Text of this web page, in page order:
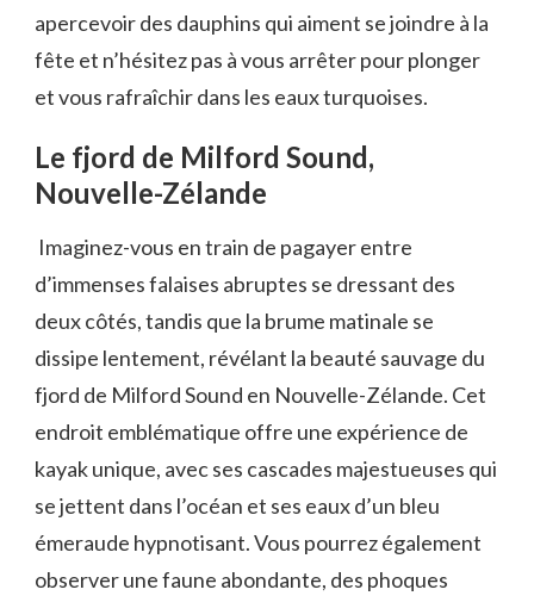
apercevoir des dauphins qui aiment se joindre à ⁢la
fête et n’hésitez pas à vous arrêter⁢ pour plonger
et vous rafraîchir dans les eaux turquoises. ​
Le fjord de Milford Sound,
Nouvelle-Zélande
‌ ​Imaginez-vous en ⁤train de pagayer entre ​
d’immenses falaises abruptes se dressant des
deux côtés, tandis que la brume matinale se
⁢dissipe lentement, révélant la beauté⁤ sauvage du
fjord de Milford Sound en⁤ Nouvelle-Zélande.​ Cet
endroit‍ emblématique⁢ offre une‌ expérience de
kayak unique, avec ses ‍cascades majestueuses qui
se jettent dans l’océan et ses‍ eaux d’un bleu
émeraude hypnotisant. Vous⁤ pourrez également⁤
observer une faune abondante, des phoques